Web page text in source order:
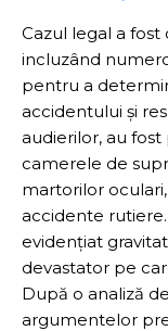
Cazul legal a
incluzând
pentru a
accidentului și
audierilor, au
camerele de
martorilor
accidente
evidențiat
devastator pe
După o analiză
argumentelor